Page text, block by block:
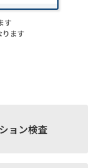
す
ます
ョン検査